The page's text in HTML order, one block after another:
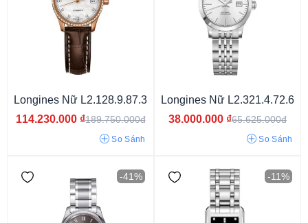
Vỏ phối màu
Vỏ vàng hồng
Longines Nữ L2.128.9.87.3
114.230.000 ₫189.750.000đ
So Sánh
Longines Nữ L2.321.4.72.6
38.000.000 ₫65.625.000đ
So Sánh
-41% -11%